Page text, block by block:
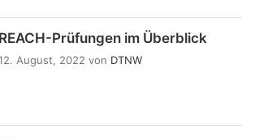
REACH-Prüfungen im Überblick
August, 2022 von DTNW